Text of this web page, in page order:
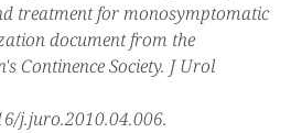
treatment for monosymptomatic
document from the
Continence Society. J Urol
j.juro.2010.04.006.